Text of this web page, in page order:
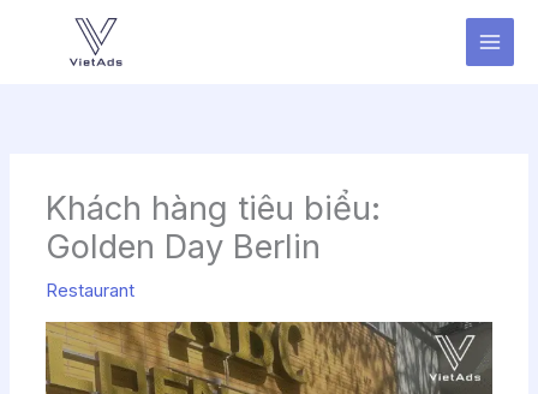
Khách hàng tiêu biểu:
Golden Day Berlin
Restaurant